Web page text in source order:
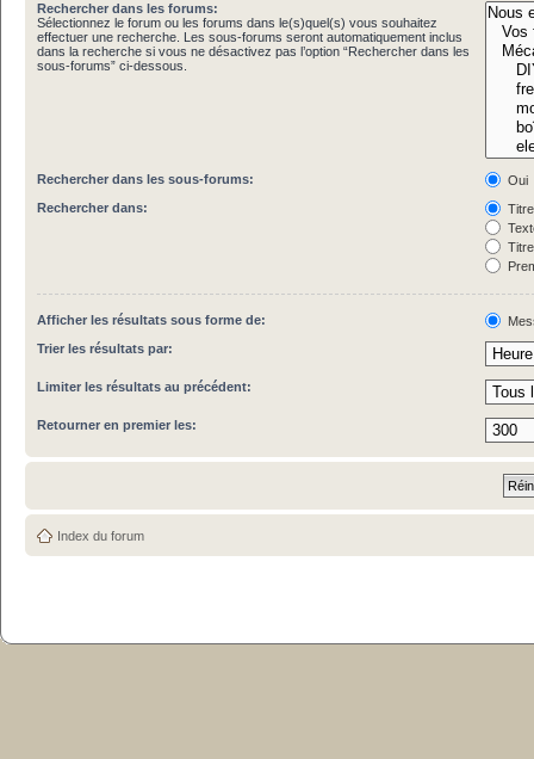
Rechercher dans les forums:
Sélectionnez le forum ou les forums dans le(s)quel(s) vous souhaitez
effectuer une recherche. Les sous-forums seront automatiquement inclus
dans la recherche si vous ne désactivez pas l’option “Rechercher dans les
sous-forums” ci-dessous.
Rechercher dans les sous-forums:
Oui
Rechercher dans:
Afficher les résultats sous forme de:
Trier les résultats par:
Limiter les résultats au précédent:
Retourner en premier les:
Index du forum